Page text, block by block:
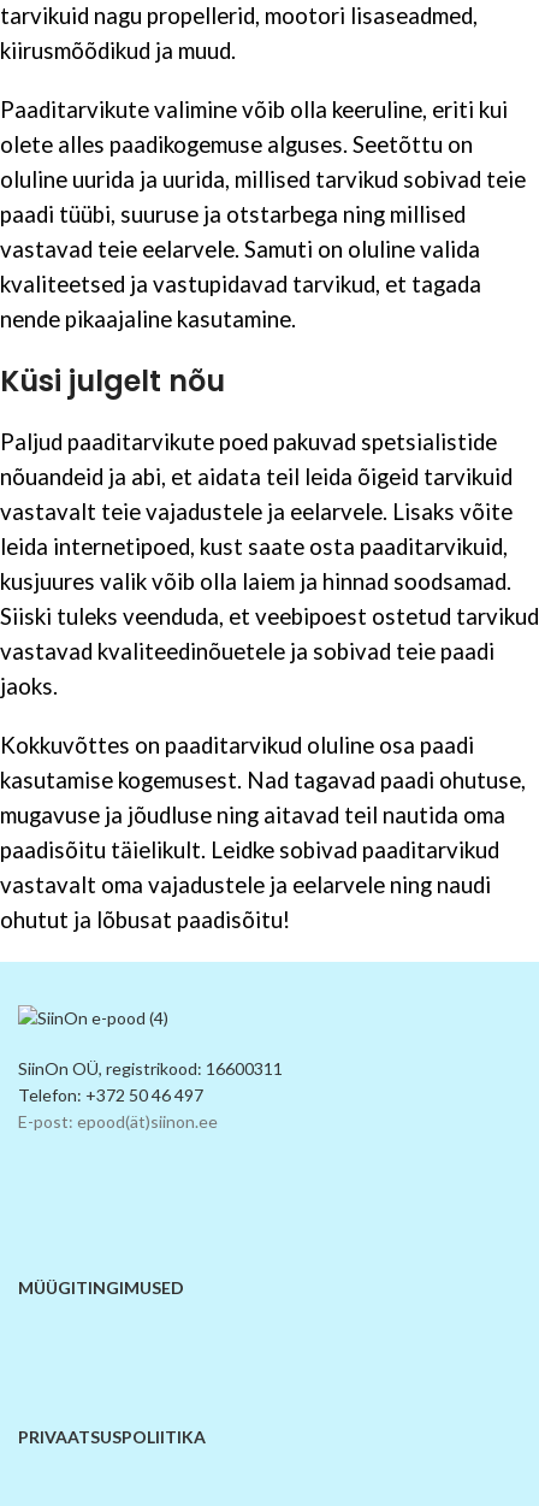
tarvikuid nagu propellerid, mootori lisaseadmed,
kiirusmõõdikud ja muud.
Paaditarvikute valimine võib olla keeruline, eriti kui
olete alles paadikogemuse alguses. Seetõttu on
oluline uurida ja uurida, millised tarvikud sobivad teie
paadi tüübi, suuruse ja otstarbega ning millised
vastavad teie eelarvele. Samuti on oluline valida
kvaliteetsed ja vastupidavad tarvikud, et tagada
nende pikaajaline kasutamine.
Küsi julgelt nõu
Paljud paaditarvikute poed pakuvad spetsialistide
nõuandeid ja abi, et aidata teil leida õigeid tarvikuid
vastavalt teie vajadustele ja eelarvele. Lisaks võite
leida internetipoed, kust saate osta paaditarvikuid,
kusjuures valik võib olla laiem ja hinnad soodsamad.
Siiski tuleks veenduda, et veebipoest ostetud tarvikud
vastavad kvaliteedinõuetele ja sobivad teie paadi
jaoks.
Kokkuvõttes on paaditarvikud oluline osa paadi
kasutamise kogemusest. Nad tagavad paadi ohutuse,
mugavuse ja jõudluse ning aitavad teil nautida oma
paadisõitu täielikult. Leidke sobivad paaditarvikud
vastavalt oma vajadustele ja eelarvele ning naudi
ohutut ja lõbusat paadisõitu!
SiinOn OÜ, registrikood: 16600311
Telefon: +372 50 46 497
E-post: epood(ät)siinon.ee
MÜÜGITINGIMUSED
PRIVAATSUSPOLIITIKA